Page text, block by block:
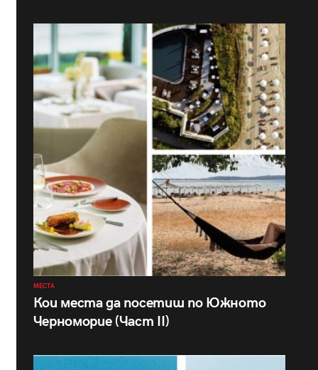
МЕСТА
Кои места да посетиш по Южното
Черноморие (Част II)